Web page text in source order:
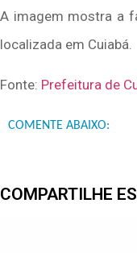
A imagem mostra a
localizada em Cuiabá.
Fonte: Prefeitura de
COMENTE ABAIXO:
COMPARTILHE